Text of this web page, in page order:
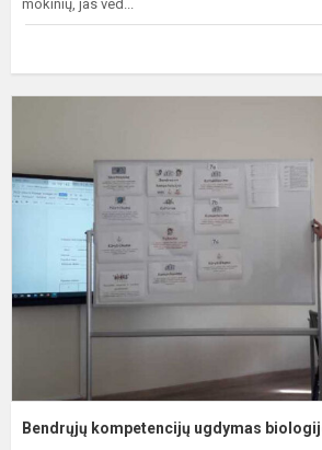
mokinių, jas ved...
Bendrųjų kompetencijų ugdymas